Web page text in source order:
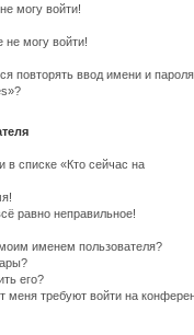
могу войти!
не могу войти!
повторять ввод имени и
в списке «Кто сейчас на
равно неправильное!
именем пользователя?
его?
меня требуют войти на